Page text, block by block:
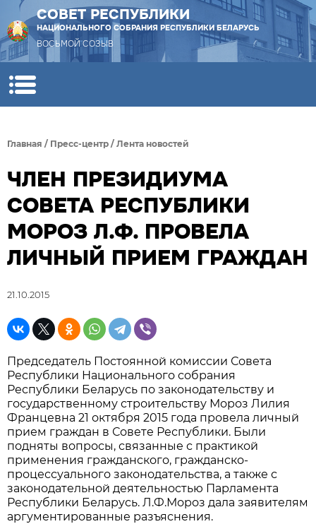
СОВЕТ РЕСПУБЛИКИ
НАЦИОНАЛЬНОГО СОБРАНИЯ РЕСПУБЛИКИ БЕЛАРУСЬ
ВОСЬМОЙ СОЗЫВ
Главная / Пресс-центр / Лента новостей
ЧЛЕН ПРЕЗИДИУМА
СОВЕТА РЕСПУБЛИКИ
МОРОЗ Л.Ф. ПРОВЕЛА
ЛИЧНЫЙ ПРИЕМ ГРАЖДАН
21.10.2015
Председатель Постоянной комиссии Совета
Республики Национального собрания
Республики Беларусь по законодательству и
государственному строительству Мороз Лилия
Францевна 21 октября 2015 года провела личный
прием граждан в Совете Республики. Были
подняты вопросы, связанные с практикой
применения гражданского, гражданско-
процессуального законодательства, а также с
законодательной деятельностью Парламента
Республики Беларусь. Л.Ф.Мороз дала заявителям
аргументированные разъяснения.